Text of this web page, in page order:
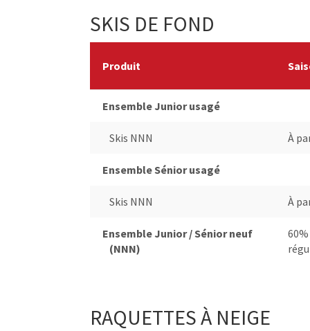
SKIS DE FOND
Produit
Ensemble Junior usagé
Skis NNN À
Ensemble Sénior usagé
Skis NNN À
Ensemble Junior / Sénior neuf
(NNN)
RAQUETTES À NEIGE